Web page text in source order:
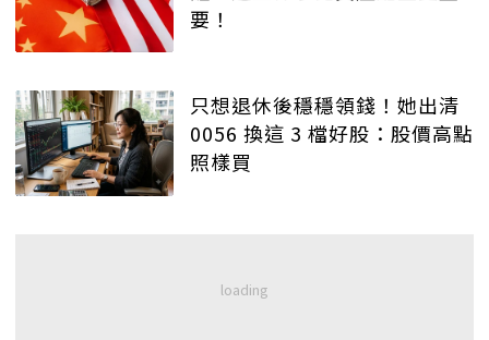
要！
只想退休後穩穩領錢！她出清
0056 換這 3 檔好股：股價高點
照樣買